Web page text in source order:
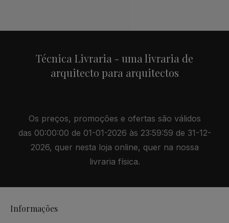
Técnica Livraria - uma livraria de
arquitecto para arquitectos
Os preços, promoções e ofertas são válidos
das 00:00:00 de 01-01-2026 às 23:59:59 de 31-12-
2026, quer nesta loja online, quer na nossa
livraria física.
Informações